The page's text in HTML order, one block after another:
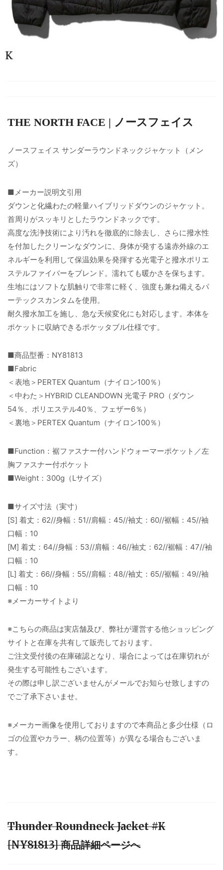
THE NORTH FACE | ノースフェイス
ノースフェイス サンダーラウンドネックジャケット（メン
ズ）
■メーカー説明文引用
ダウンと化繊わたの軽量ハイブリッドダウンのジャケット。
首周りがスッキリとしたラウンドネックです。
高度な洗浄技術により汚れを徹底的に除去し、さらに撥水性
を付加したクリーンなダウンに、身体が発する遠赤外線のエ
ネルギーを利用して保温効果を発揮する光電子と撥水ポリエ
ステルファイバーをブレンド。濡れても暖かさを保ちます。
生地にはソフトな肌触りで非常に軽く、強度も兼ね備えるパ
ーテックスカンタムを使用。
耐久撥水加工を施し、急な天候変化にも対応します。本体を
ポケットに収納できるポケッタブル仕様です。
■商品型番：NY81813
■Fabric
＜表地＞PERTEX Quantum（ナイロン100％）
＜中わた＞HYBRID CLEANDOWN 光電子 PRO（ダウン
54％、ポリエステル40％、フェザー6％）
＜裏地＞PERTEX Quantum（ナイロン100％）
■Function：裾ファスナー付ハンドウォーマーポケット／左
胸ファスナー付ポケット
■Weight：300g（Lサイズ）
■サイズ寸法（実寸）
[S] 着丈：62//身幅：51//肩幅：45//袖丈：60//裾幅：45//袖
口幅：10
[M] 着丈：64//身幅：53//肩幅：46//袖丈：62//裾幅：47//袖
口幅：10
[L] 着丈：66//身幅：55//肩幅：48//袖丈：65//裾幅：49//袖
口幅：10
※メーカーサイトより
※こちらの商品は実店舗及び、弊社が運営する他ショッピング
サイトと在庫を共有して販売しております。
ご注文受付後の在庫確認となり、場合によっては在庫切れが
発生する可能性もございます。
その際は申し訳ございませんがメールでお知らせ致しますの
でご了承下さいませ。
※メーカー画像を使用しておりますので本商品と多少仕様（ロ
ゴの位置やカラー、柄の位置等）が異なる場合もございま
す。
Thunder Roundneck Jacket #K
[NY81813] 商品詳細ページへ